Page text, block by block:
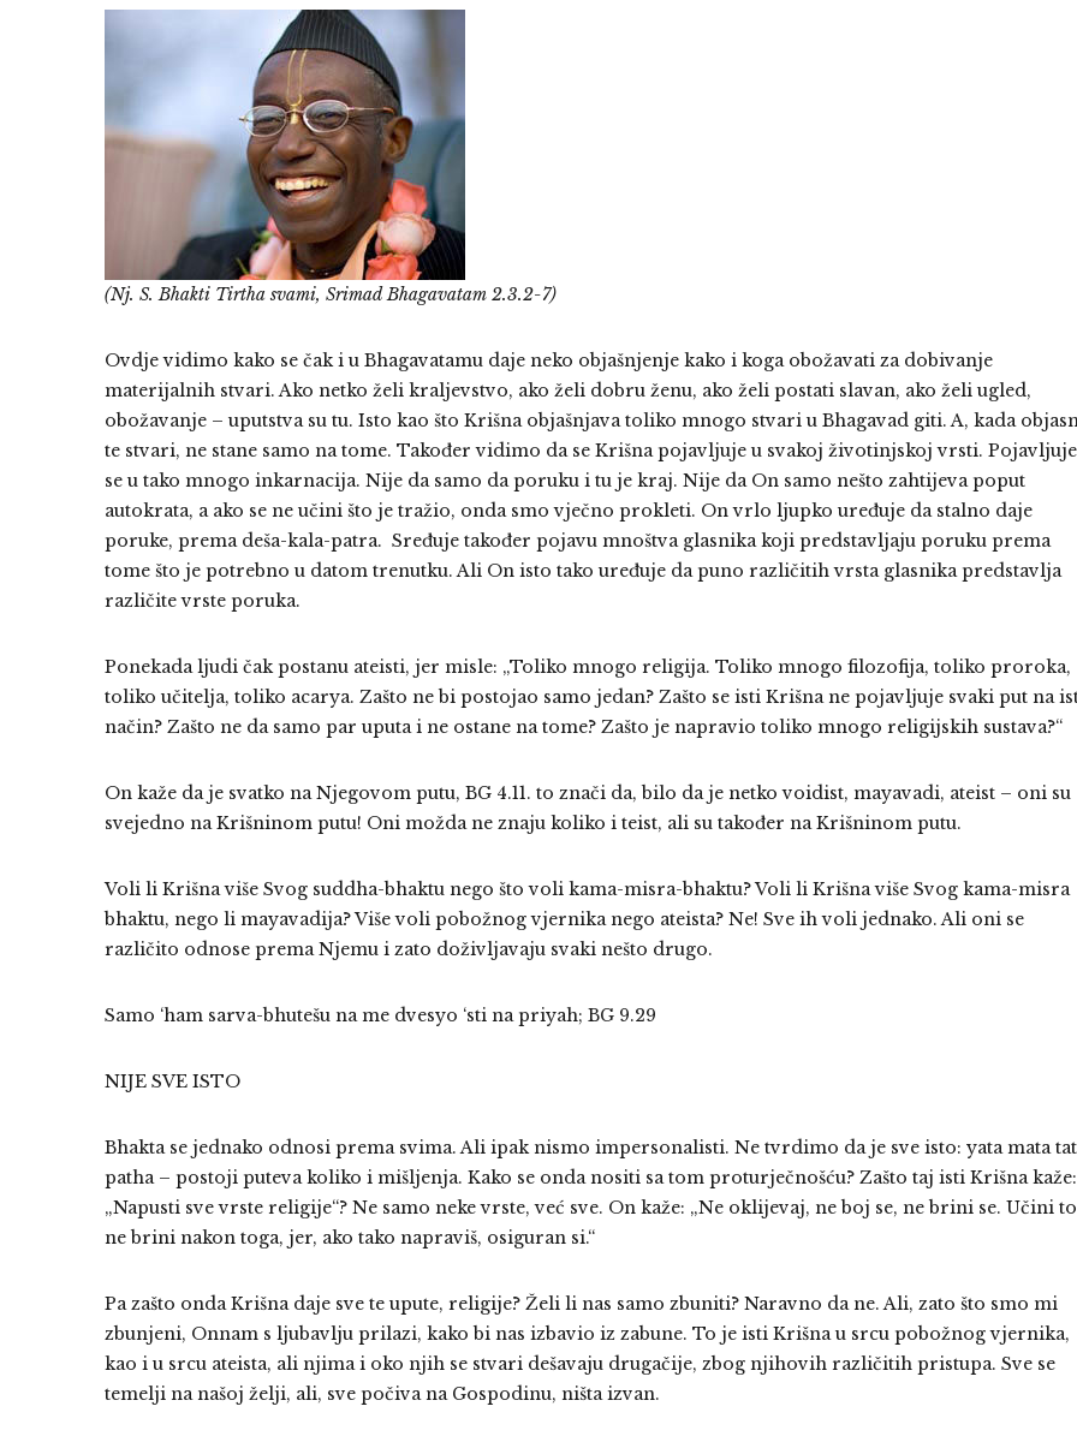
(Nj. S. Bhakti Tirtha svami, Srimad Bhagavatam 2.3.2-7)
Ovdje vidimo kako se čak i u Bhagavatamu daje neko objašnjenje kako i koga obožavati za dobivanje
materijalnih stvari. Ako netko želi kraljevstvo, ako želi dobru ženu, ako želi postati slavan, ako želi ugled,
obožavanje – uputstva su tu. Isto kao što Krišna objašnjava toliko mnogo stvari u Bhagavad giti. A, kada
te stvari, ne stane samo na tome. Također vidimo da se Krišna pojavljuje u svakoj životinjskoj vrsti. Pojavljuje
se u tako mnogo inkarnacija. Nije da samo da poruku i tu je kraj. Nije da On samo nešto zahtijeva poput
autokrata, a ako se ne učini što je tražio, onda smo vječno prokleti. On vrlo ljupko uređuje da stalno daje
poruke, prema deša-kala-patra. Sređuje također pojavu mnoštva glasnika koji predstavljaju poruku prema
tome što je potrebno u datom trenutku. Ali On isto tako uređuje da puno različitih vrsta glasnika predstavlja
različite vrste poruka.
Ponekada ljudi čak postanu ateisti, jer misle: „Toliko mnogo religija. Toliko mnogo filozofija, toliko proroka,
toliko učitelja, toliko acarya. Zašto ne bi postojao samo jedan? Zašto se isti Krišna ne pojavljuje svaki put na
način? Zašto ne da samo par uputa i ne ostane na tome? Zašto je napravio toliko mnogo religijskih sustava?“
On kaže da je svatko na Njegovom putu, BG 4.11. to znači da, bilo da je netko voidist, mayavadi, ateist – oni su
svejedno na Krišninom putu! Oni možda ne znaju koliko i teist, ali su također na Krišninom putu.
Voli li Krišna više Svog suddha-bhaktu nego što voli kama-misra-bhaktu? Voli li Krišna više Svog kama-misra
bhaktu, nego li mayavadija? Više voli pobožnog vjernika nego ateista? Ne! Sve ih voli jednako. Ali oni se
različito odnose prema Njemu i zato doživljavaju svaki nešto drugo.
Samo ‘ham sarva-bhutešu na me dvesyo ‘sti na priyah; BG 9.29
NIJE SVE ISTO
Bhakta se jednako odnosi prema svima. Ali ipak nismo impersonalisti. Ne tvrdimo da je sve isto: yata mata
patha – postoji puteva koliko i mišljenja. Kako se onda nositi sa tom proturječnošću? Zašto taj isti Krišna kaže:
„Napusti sve vrste religije“? Ne samo neke vrste, već sve. On kaže: „Ne oklijevaj, ne boj se, ne brini se. Učini
ne brini nakon toga, jer, ako tako napraviš, osiguran si.“
Pa zašto onda Krišna daje sve te upute, religije? Želi li nas samo zbuniti? Naravno da ne. Ali, zato što smo mi
zbunjeni, Onnam s ljubavlju prilazi, kako bi nas izbavio iz zabune. To je isti Krišna u srcu pobožnog vjernika,
kao i u srcu ateista, ali njima i oko njih se stvari dešavaju drugačije, zbog njihovih različitih pristupa. Sve se
temelji na našoj želji, ali, sve počiva na Gospodinu, ništa izvan.